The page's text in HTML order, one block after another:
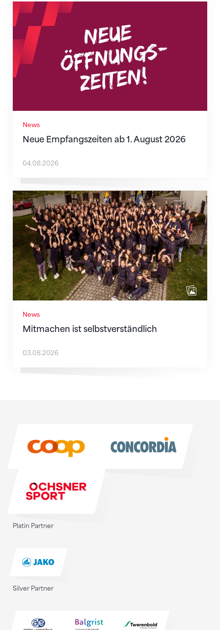
News
Neue Empfangszeiten ab 1. August 2026
Neue Empfangszeiten ab 1. August 2026
04.08.2026
News
Mitmachen ist selbstverständlich
Mitmachen ist selbstverständlich
03.08.2026
Platin Partner
Silver Partner